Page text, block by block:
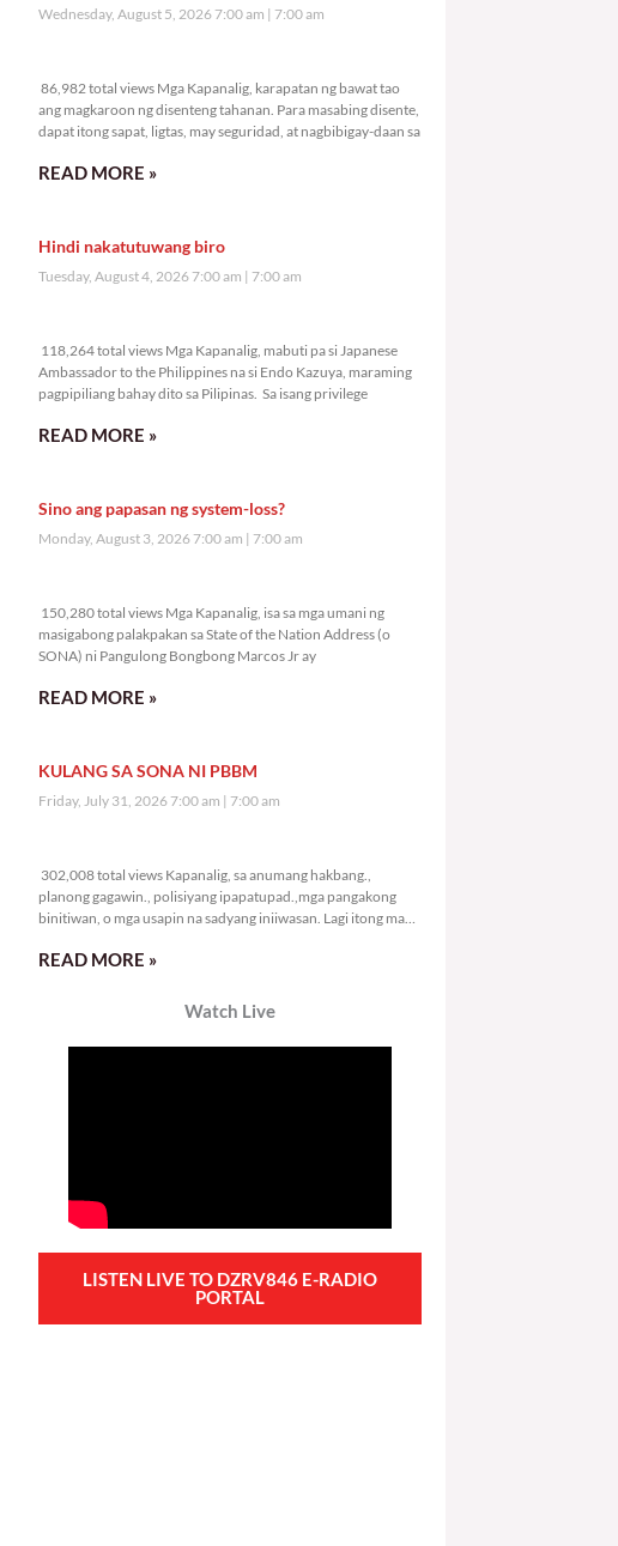
Wednesday, August 5, 2026 7:00 am 7:00 am
86,982 total views Mga Kapanalig, karapatan ng bawat tao
ang magkaroon ng disenteng tahanan. Para masabing disente,
dapat itong sapat, ligtas, may seguridad, at nagbibigay-daan sa
READ MORE »
Hindi nakatutuwang biro
Tuesday, August 4, 2026 7:00 am 7:00 am
118,264 total views Mga Kapanalig, mabuti pa si Japanese
Ambassador to the Philippines na si Endo Kazuya, maraming
pagpipiliang bahay dito sa Pilipinas. Sa isang privilege
READ MORE »
Sino ang papasan ng system-loss?
Monday, August 3, 2026 7:00 am 7:00 am
150,280 total views Mga Kapanalig, isa sa mga umani ng
masigabong palakpakan sa State of the Nation Address (o
SONA) ni Pangulong Bongbong Marcos Jr ay
READ MORE »
KULANG SA SONA NI PBBM
Friday, July 31, 2026 7:00 am 7:00 am
302,008 total views Kapanalig, sa anumang hakbang.,
planong gagawin., polisiyang ipapatupad.,mga pangakong
binitiwan, o mga usapin na sadyang iniiwasan. Lagi itong may
READ MORE »
Watch Live
LISTEN LIVE TO DZRV846 E-RADIO
PORTAL